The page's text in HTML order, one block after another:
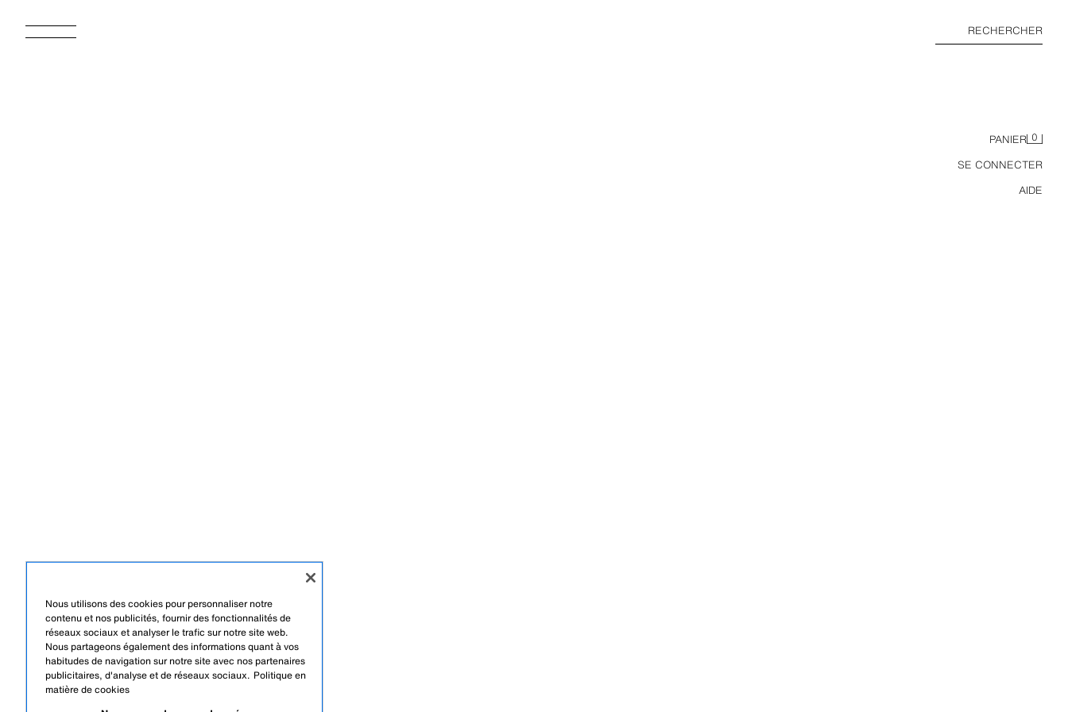
RECHERCHER
PANIER 0
SE CONNECTER
AIDE
Nous utilisons des cookies pour personnaliser notre
contenu et nos publicités, fournir des fonctionnalités de
réseaux sociaux et analyser le trafic sur notre site web.
Nous partageons également des informations quant à vos
habitudes de navigation sur notre site avec nos partenaires
publicitaires, d'analyse et de réseaux sociaux. Politique en
matière de cookies